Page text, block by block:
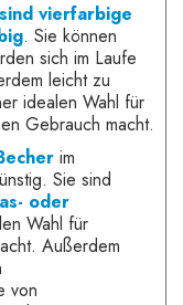
sind vierfarbige
. Sie können
sich im Laufe
leicht zu
idealen Wahl für
Gebrauch macht.
im
Sie sind
oder
Wahl für
Außerdem
von